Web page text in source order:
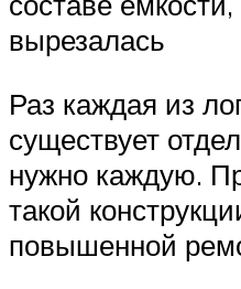
вырезалась
Раз каждая из
существует
нужно каждую.
такой
повышенной